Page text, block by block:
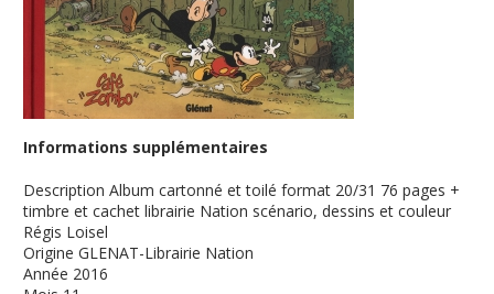
Informations supplémentaires
Description Album cartonné et toilé format 20/31 76 pages +
timbre et cachet librairie Nation scénario, dessins et couleur
Régis Loisel
Origine GLENAT-Librairie Nation
Année 2016